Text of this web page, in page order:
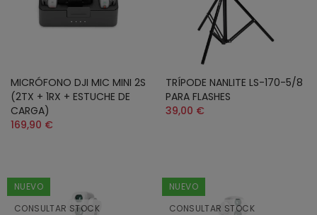
MICRÓFONO DJI MIC MINI 2S
(2TX + 1RX + ESTUCHE DE
CARGA)
169,90 €
TRÍPODE NANLITE LS-170-5/8
PARA FLASHES
39,00 €
NUEVO
CONSULTAR STOCK
NUEVO
CONSULTAR STOCK